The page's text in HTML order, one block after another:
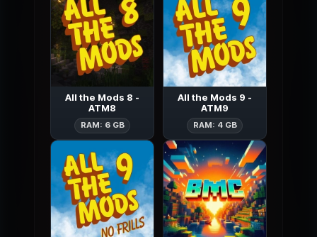
All the Mods 8 -
ATM8
RAM: 6 GB All the Mods 8 - ATM8
All the Mods 9 -
ATM9
RAM: 4 GB All the Mods